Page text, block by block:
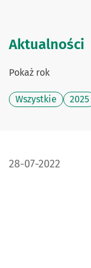
Aktualności
Pokaż rok
Wszystkie 2025
28-07-2022